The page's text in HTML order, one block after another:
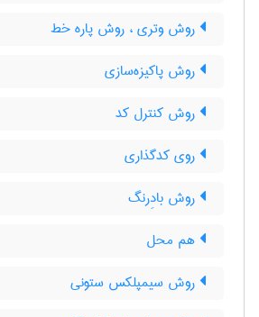
روش وتری ، روش پاره خط
روش پاکیزه‌سازی
روش کنترل کد
روی کدگذاری
روش بادِرنگ
هم محل
روش سیمپلکس ستونی